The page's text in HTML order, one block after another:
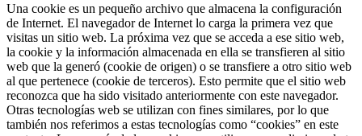
Una cookie es un pequeño archivo que almacena la configuración
de Internet. El navegador de Internet lo carga la primera vez que
visitas un sitio web. La próxima vez que se acceda a ese sitio web,
la cookie y la información almacenada en ella se transfieren al sitio
web que la generó (cookie de origen) o se transfiere a otro sitio web
al que pertenece (cookie de terceros). Esto permite que el sitio web
reconozca que ha sido visitado anteriormente con este navegador.
Otras tecnologías web se utilizan con fines similares, por lo que
también nos referimos a estas tecnologías como “cookies” en este